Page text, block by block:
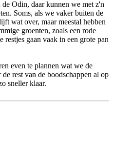
Odin, daar kunnen we met z'n
Soms, als we vaker buiten de
wat over, maar meestal hebben
groenten, zoals een rode
restjes gaan vaak in een grote pan
even te plannen wat we de
rest van de boodschappen al op
sneller klaar.